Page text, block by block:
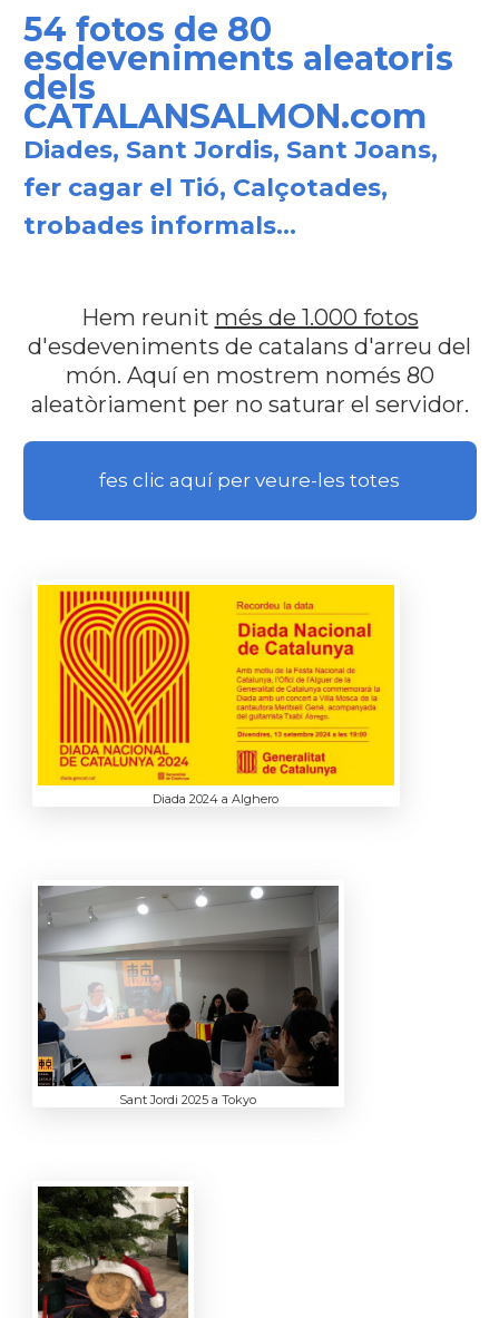
54 fotos de 80
esdeveniments aleatoris
dels
CATALANSALMON.com
Diades, Sant Jordis, Sant Joans,
fer cagar el Tió, Calçotades,
trobades informals...
Hem reunit més de 1.000 fotos
d'esdeveniments de catalans d'arreu del
món. Aquí en mostrem només 80
aleatòriament per no saturar el servidor.
fes clic aquí per veure-les totes
Diada 2024 a Alghero
Sant Jordi 2025 a Tokyo